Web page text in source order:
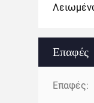
Επαφές
Επαφές: